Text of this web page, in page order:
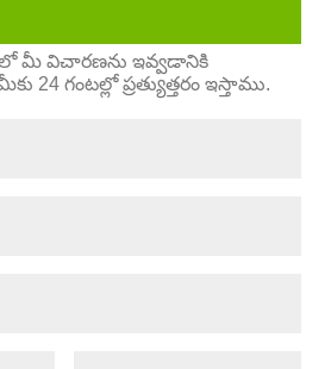
మీ విచారణను ఇవ్వడానికి
24 గంటల్లో ప్రత్యుత్తరం ఇస్తాము.